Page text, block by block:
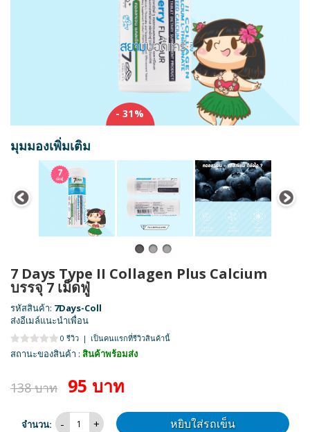
- 31%
มุมมองเพิ่มเติม
7 Days Type II Collagen Plus Calcium
บรรจุ 7 เม็ดฟู่
รหัสสินค้า: 7Days-Coll
ส่งอีเมล์แนะนำเพื่อน
0 รีวิว | เป็นคนแรกที่รีวิวสินค้านี้
สถานะของสินค้า : สินค้าพร้อมส่ง
138 บาท 95 บาท
จำนวน: หยิบใส่รถเข็น